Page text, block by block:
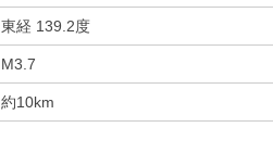
東経 139.2度
M3.7
約10km